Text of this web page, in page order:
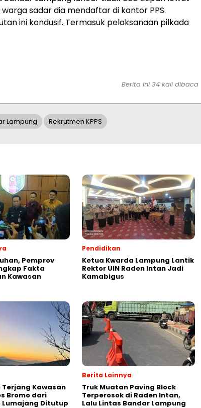
sadar dia mendaftar di kantor PPS.
ini kondusif. Termasuk pelaksanaan pilkada
Berita ini 34 kali dibaca
Lampung Rekrutmen KPPS
Pemprov
Fakta
Kawasan
Pendidikan
Ketua Kwarda Lampung Lantik
Rektor UIN Raden Intan Jadi
Kamabigus
Kawasan
Bromo dari
Lumajang Ditutup
Berita Lainnya
Truk Muatan Paving Block
Terperosok di Raden Intan,
Lalu Lintas Bandar Lampung